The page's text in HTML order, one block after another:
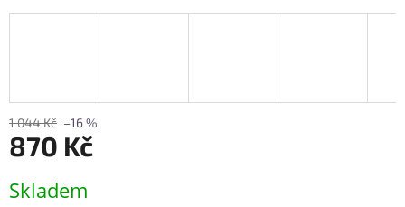
1 044 Kč –16 %
870 Kč
cena:
Skladem